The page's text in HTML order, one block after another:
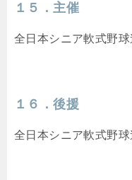
１５．主催
全日本シニア軟式野球
１６．後援
全日本シニア軟式野球